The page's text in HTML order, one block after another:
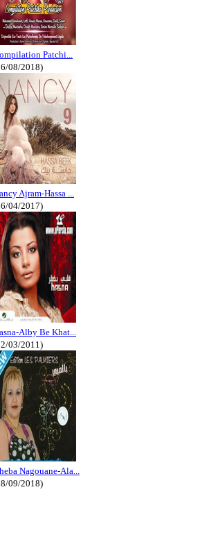
Patchi...
08/2018)
Ajram-Hassa ...
04/2017)
Alby Be Khat...
03/2011)
Nagouane-Ala...
09/2018)